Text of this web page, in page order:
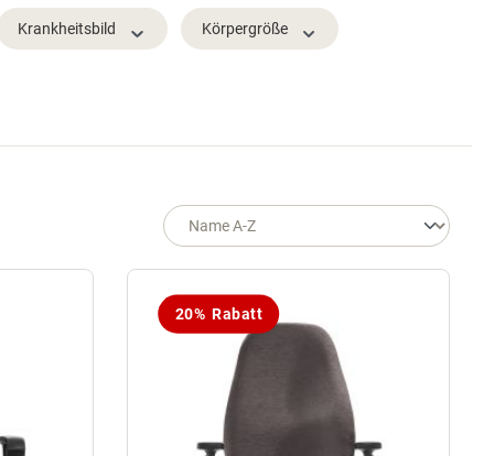
Krankheitsbild Körpergröße
20% Rabatt